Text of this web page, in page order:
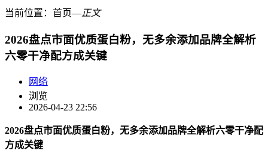
当前位置： 首页―正文
2026盘点市面优质蛋白粉，无多余添加品牌全解析
六零干净配方成关键
网络
浏览
2026-04-23 22:56
2026盘点市面优质蛋白粉，无多余添加品牌全解析六零干净配
方成关键